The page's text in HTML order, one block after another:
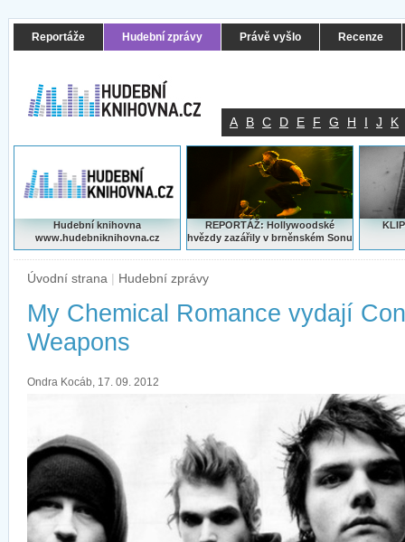
Reportáže Hudební zprávy Právě vyšlo Recenze
A B C D E F G H I J K
Hudební knihovna
www.hudebniknihovna.cz
REPORTÁŽ: Hollywoodské
hvězdy zazářily v brněnském Sonu
Úvodní strana | Hudební zprávy
My Chemical Romance vydají
Weapons
Ondra Kocáb, 17. 09. 2012